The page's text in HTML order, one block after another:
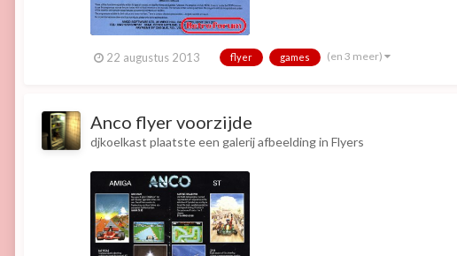
22 augustus 2013 flyer games (en 3 meer)
Anco flyer voorzijde
djkoelkast plaatste een galerij afbeelding in Flyers